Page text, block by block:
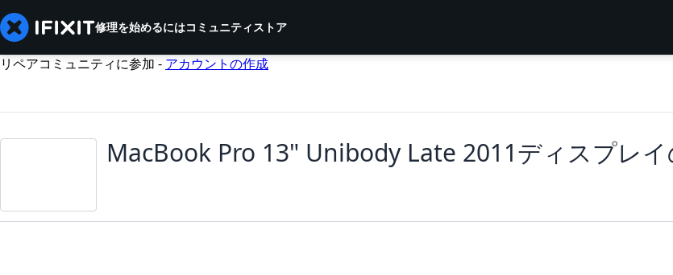
修理を始めるにはコミュニティストア
リペアコミュニティに参加 - アカウントの作成
MacBook Pro 13" Unibody Late 2011ディスプレ